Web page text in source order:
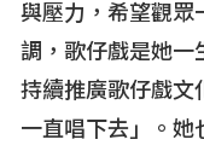
與壓力，希望觀眾
調，歌仔戲是她一
持續推廣歌仔戲文
一直唱下去」。她